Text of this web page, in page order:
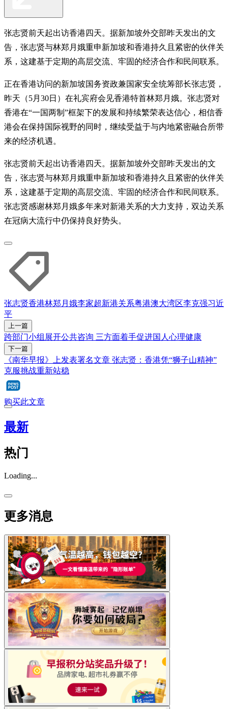
张志贤前天起出访香港四天。据新加坡外交部昨天发出的文
告，张志贤与林郑月娥重申新加坡和香港持久且紧密的伙伴关
系，这建基于定期的高层交流、牢固的经济合作和民间联系。
正在香港访问的新加坡国务资政兼国家安全统筹部长张志贤，
昨天（5月30日）在礼宾府会见香港特首林郑月娥。张志贤对
香港在“一国两制”框架下的发展和持续繁荣表达信心，相信香
港会在保持国际视野的同时，继续受益于与内地紧密融合所带
来的经济机遇。
张志贤前天起出访香港四天。据新加坡外交部昨天发出的文
告，张志贤与林郑月娥重申新加坡和香港持久且紧密的伙伴关
系，这建基于定期的高层交流、牢固的经济合作和民间联系。
张志贤感谢林郑月娥多年来对新港关系的大力支持，双边关系
在冠病大流行中仍保持良好势头。
张志贤香港林郑月娥李家超新港关系粤港澳大湾区李克强习近
平
上一篇
跨部门小组展开公共咨询 三方面着手促进国人心理健康
下一篇
《南华早报》上发表署名文章 张志贤：香港凭“狮子山精神”
克服挑战重新站稳
购买此文章
最新
热门
Loading...
更多消息